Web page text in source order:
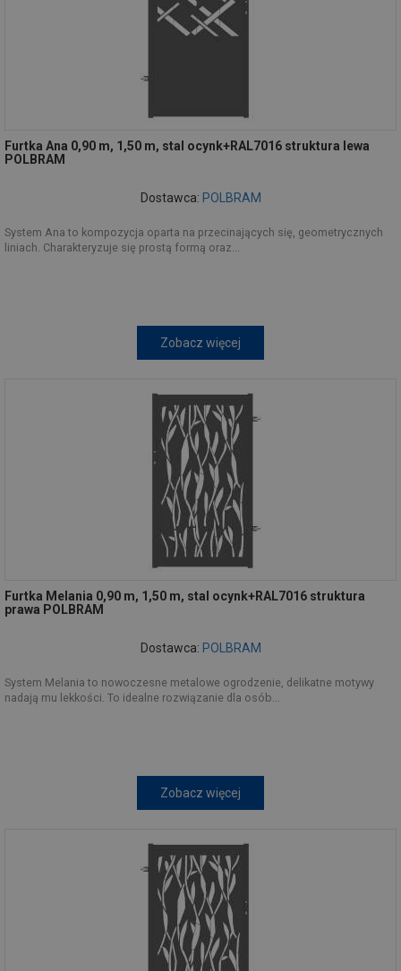
Furtka Ana 0,90 m, 1,50 m, stal ocynk+RAL7016 struktura lewa
POLBRAM
Dostawca: POLBRAM
System Ana to kompozycja oparta na przecinających się, geometrycznych
liniach. Charakteryzuje się prostą formą oraz...
Zobacz więcej
Furtka Melania 0,90 m, 1,50 m, stal ocynk+RAL7016 struktura
prawa POLBRAM
Dostawca: POLBRAM
System Melania to nowoczesne metalowe ogrodzenie, delikatne motywy
nadają mu lekkości. To idealne rozwiązanie dla osób...
Zobacz więcej